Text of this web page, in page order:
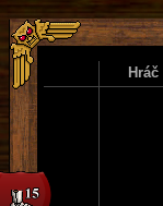
Hráč